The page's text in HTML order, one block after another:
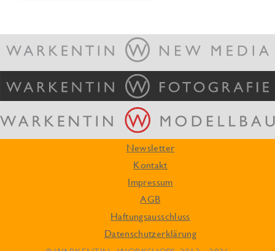
Newsletter
Kontakt
Impressum
AGB
Haftungsausschluss
Datenschutzerklärung